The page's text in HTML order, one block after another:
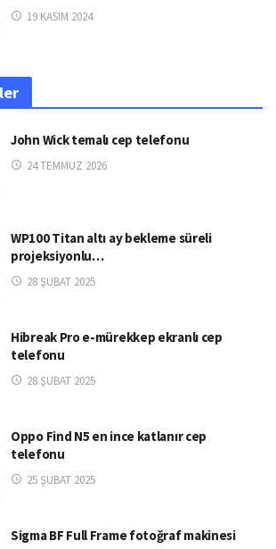
19 KASIM 2024
John Wick temalı cep telefonu
24 TEMMUZ 2026
WP100 Titan altı ay bekleme süreli
projeksiyonlu…
28 ŞUBAT 2025
Hibreak Pro e-mürekkep ekranlı cep
telefonu
28 ŞUBAT 2025
Oppo Find N5 en ince katlanır cep
telefonu
25 ŞUBAT 2025
Sigma BF Full Frame fotoğraf makinesi